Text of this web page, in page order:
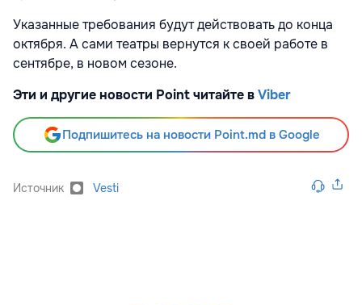
Указанные требования будут действовать до конца
октября. А сами театры вернутся к своей работе в
сентябре, в новом сезоне.
Эти и другие новости Point читайте вViber
Подпишитесь на новости Point.md в Google
Источник Vesti